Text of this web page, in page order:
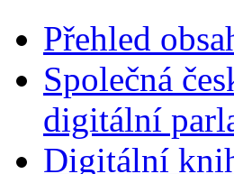
Přehled
Společná
digitální
Digitální